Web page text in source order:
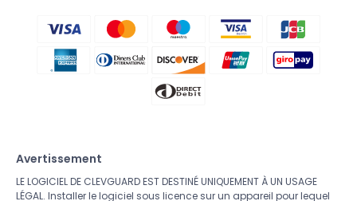
Avertissement
LE LOGICIEL DE CLEVGUARD EST DESTINÉ UNIQUEMENT À UN USAGE
LÉGAL. Installer le logiciel sous licence sur un appareil pour lequel